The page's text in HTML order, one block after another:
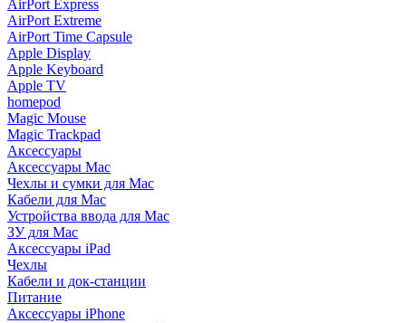
AirPort Express
AirPort Extreme
AirPort Time Capsule
Apple Display
Apple Keyboard
Apple TV
homepod
Magic Mouse
Magic Trackpad
Аксессуары
Аксессуары Mac
Чехлы и сумки для Mac
Кабели для Mac
Устройства ввода для Mac
ЗУ для Mac
Аксессуары iPad
Чехлы
Кабели и док-станции
Питание
Аксессуары iPhone